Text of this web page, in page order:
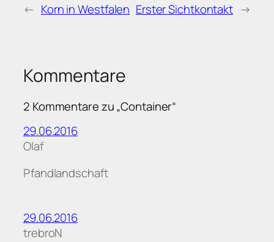
← Korn in Westfalen Erster Sichtkontakt →
Kommentare
2 Kommentare zu „Container“
29.06.2016
Olaf
Pfandlandschaft
29.06.2016
trebroN